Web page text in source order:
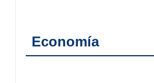
Economía